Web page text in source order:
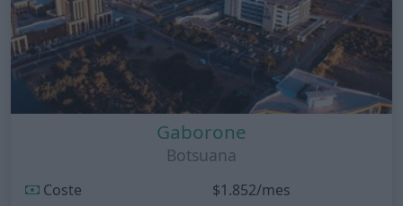
Gaborone
Botsuana
Coste
$1.852/mes